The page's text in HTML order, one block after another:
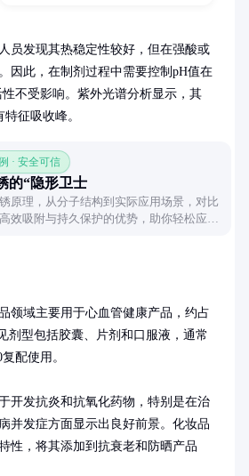
员发现其热稳定性较好，但在强酸或
因此，在制剂过程中需要控制pH值在
不受影响。紫外光谱分析显示，其
特征吸收峰。
· 安全可信
的“隐形卫士
原理，从分子结构到实际应用场景，对比
效吸附与持久保护的优势，助你轻松应对
领域主要用于心血管健康产品，约占
剂型包括胶囊、片剂和口服液，通常
配使用。
开发抗炎和抗氧化药物，特别是在治
并发症方面显示出良好前景。化妆品
性，将其添加到抗衰老和防晒产品